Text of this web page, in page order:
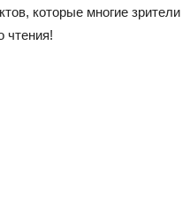
которые многие зрители
чтения!